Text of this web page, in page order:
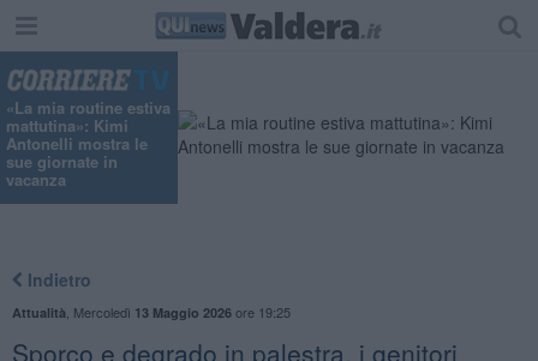
«La mia routine estiva
mattutina»: Kimi
Antonelli mostra le
sue giornate in
vacanza
Indietro
Attualità Mercoledì 13 Maggio 2026ore 19:25
Sporco e degrado in palestra, i genitori